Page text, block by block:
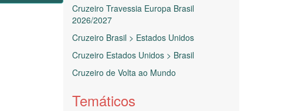
Cruzeiro Travessia Europa Brasil
2026/2027
Cruzeiro Brasil > Estados Unidos
Cruzeiro Estados Unidos > Brasil
Cruzeiro de Volta ao Mundo
Temáticos